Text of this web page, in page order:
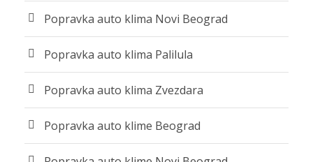
Popravka auto klima Novi Beograd
Popravka auto klima Palilula
Popravka auto klima Zvezdara
Popravka auto klime Beograd